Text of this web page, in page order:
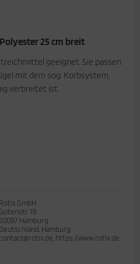
25 cm breit
geeignet. Sie passen
mit dem sog. Korbsystem,
verbreitet ist.
Rotix GmbH
Gotenstr. 19
20097 Hamburg
Deutschland, Hamburg
contact@rotix.de, https://www.rotix.de